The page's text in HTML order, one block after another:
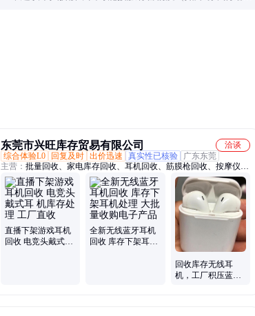
东莞市兴旺库存贸易有限公司
洽谈
综合体验L0
回复及时 出价迅速 真实性已核验
广东东莞
主营： 批量回收、家电库存回收、耳机回收、筋膜枪回收、按摩仪回
收、榨汁机回收、保温杯回收、风扇回收、投影仪回收、吸尘器回
收、电饭煲回收、服装库存回收、加湿器回收、迪士尼库存回收、鼠
标键盘回收、咖啡机回收、3C数码回收、工厂尾货回收、电商尾货回
收、库存尾货
直播下架游戏耳机
回收 电竞头戴式耳
全新无线蓝牙耳机
回收 库存下架耳机
回收库存无线耳
机，工厂积压蓝牙